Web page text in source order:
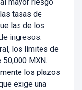
mayor riesgo
tasas de
las de los
ingresos.
los límites de
50,000 MXN.
los plazos
exige una